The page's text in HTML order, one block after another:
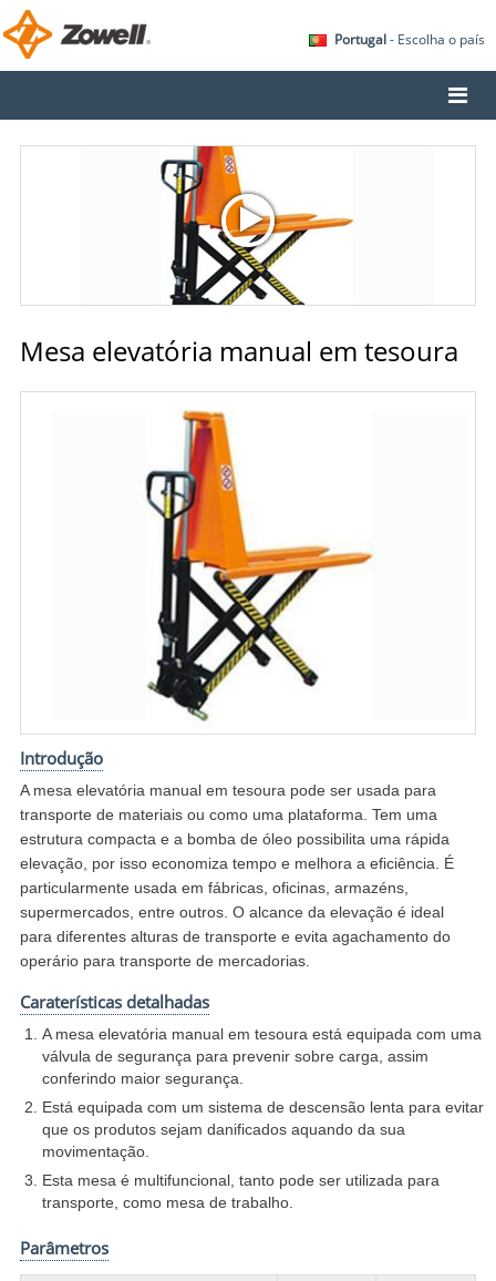
Portugal- Escolha o país
Mesa elevatória manual em tesoura
Introdução
A mesa elevatória manual em tesoura pode ser usada para
transporte de materiais ou como uma plataforma. Tem uma
estrutura compacta e a bomba de óleo possibilita uma rápida
elevação, por isso economiza tempo e melhora a eficiência. É
particularmente usada em fábricas, oficinas, armazéns,
supermercados, entre outros. O alcance da elevação é ideal
para diferentes alturas de transporte e evita agachamento do
operário para transporte de mercadorias.
Caraterísticas detalhadas
A mesa elevatória manual em tesoura está equipada com uma
válvula de segurança para prevenir sobre carga, assim
conferindo maior segurança.
Está equipada com um sistema de descensão lenta para evitar
que os produtos sejam danificados aquando da sua
movimentação.
Esta mesa é multifuncional, tanto pode ser utilizada para
transporte, como mesa de trabalho.
Parâmetros